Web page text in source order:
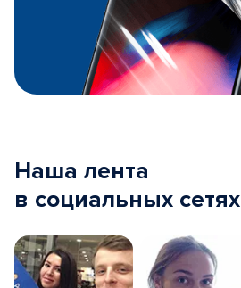
Наша лента
в социальных сетях